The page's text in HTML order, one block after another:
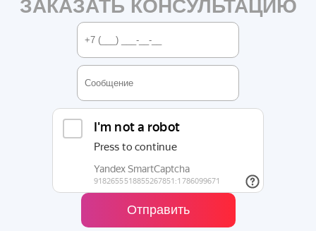
ЗАКАЗАТЬ КОНСУЛЬТАЦИЮ
Отправить